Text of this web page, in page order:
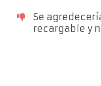
Se
recargable y